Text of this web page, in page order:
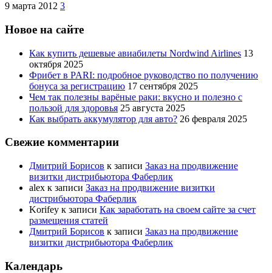
9 марта 2012 3
Новое на сайте
Как купить дешевые авиабилеты Nordwind Airlines 13
октября 2025
Фрибет в PARI: подробное руководство по получению
бонуса за регистрацию 17 сентября 2025
Чем так полезны варёные раки: вкусно и полезно с
пользой для здоровья 25 августа 2025
Как выбрать аккумулятор для авто? 26 февраля 2025
Свежие комментарии
Дмитрий Борисов к записи Заказ на продвижение
визитки дистрибьютора Фаберлик
alex к записи Заказ на продвижение визитки
дистрибьютора Фаберлик
Korifey к записи Как заработать на своем сайте за счет
размещения статей
Дмитрий Борисов к записи Заказ на продвижение
визитки дистрибьютора Фаберлик
Календарь